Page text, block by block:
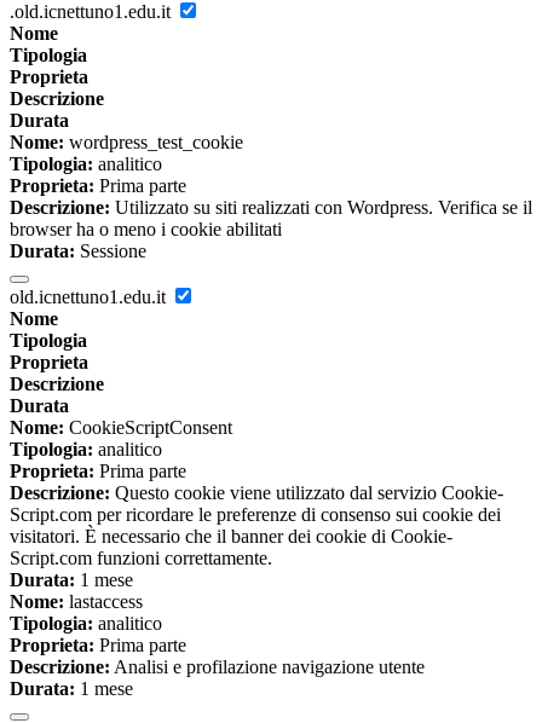
.old.icnettuno1.edu.it
Nome
Tipologia
Proprieta
Descrizione
Durata
Nome: wordpress_test_cookie
Tipologia: analitico
Proprieta: Prima parte
Descrizione: Utilizzato su siti realizzati con Wordpress. Verifica se il
browser ha o meno i cookie abilitati
Durata: Sessione
old.icnettuno1.edu.it
Nome
Tipologia
Proprieta
Descrizione
Durata
Nome: CookieScriptConsent
Tipologia: analitico
Proprieta: Prima parte
Descrizione: Questo cookie viene utilizzato dal servizio Cookie-
Script.com per ricordare le preferenze di consenso sui cookie dei
visitatori. È necessario che il banner dei cookie di Cookie-
Script.com funzioni correttamente.
Durata: 1 mese
Nome: lastaccess
Tipologia: analitico
Proprieta: Prima parte
Descrizione: Analisi e profilazione navigazione utente
Durata: 1 mese